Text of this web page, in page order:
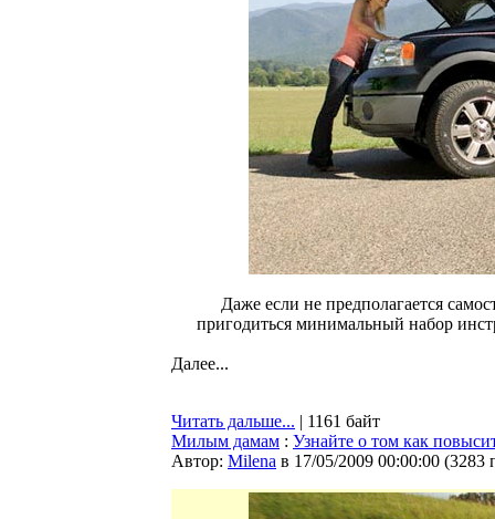
Даже если не предполагается
пригодиться минимальный набор
Далее...
Читать дальше... | 1161 байт
Милым дамам : Узнайте о том как
Автор: Milena в 17/05/2009 00:00:00 (3283